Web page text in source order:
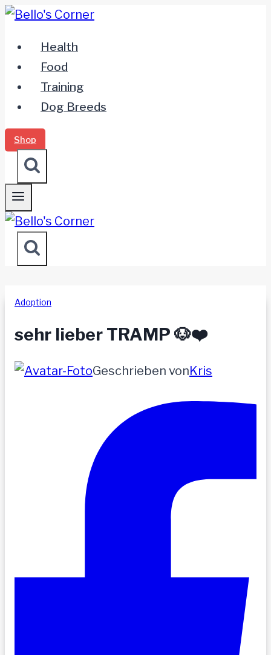
Zum
springenHealth
Food
Training
Dog Breeds
Shop
Adoption
sehr lieber TRAMP 🐶❤️
Geschrieben vonKris